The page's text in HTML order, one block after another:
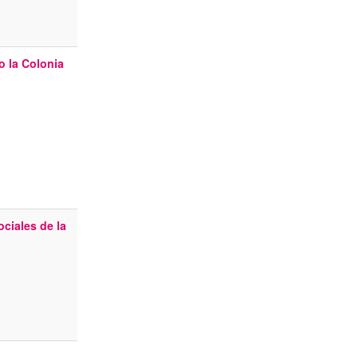
la Colonia
de la